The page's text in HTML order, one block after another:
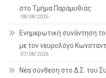
στο Τμήμα Παραμυθιάς
08/08/2026
Ενημερωτική συνάντηση
με τον νευρολόγο
07/08/2026
Νέα σύνθεση στο Δ.Σ. του